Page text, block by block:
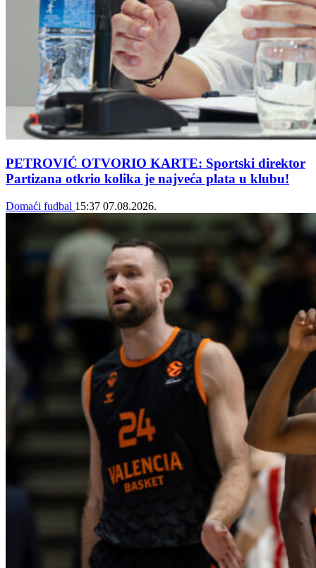
PETROVIĆ OTVORIO KARTE: Sportski direktor
Partizana otkrio kolika je najveća plata u klubu!
Domaći fudbal 15:37 07.08.2026.